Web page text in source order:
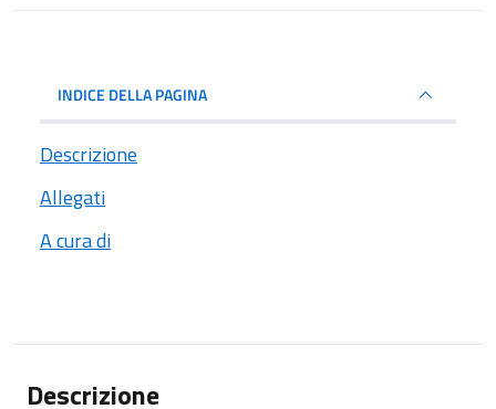
INDICE DELLA PAGINA
Descrizione
Allegati
A cura di
Descrizione